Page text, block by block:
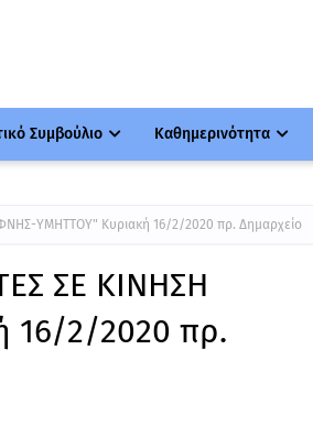
Συμβούλιο Καθημερινότητα
ΥΜΗΤΤΟΥ" Κυριακή 16/2/2020 πρ. Δημαρχείο
ΣΕ ΚΙΝΗΣΗ
16/2/2020 πρ.